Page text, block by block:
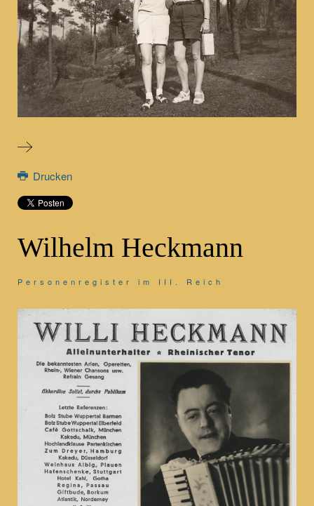
Drucken
Wilhelm Heckmann
Personenregister im III. Reich